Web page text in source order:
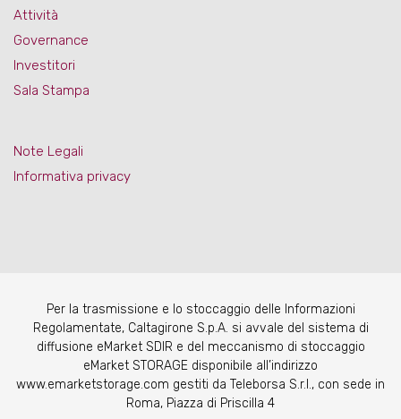
Attività
Governance
Investitori
Sala Stampa
Note Legali
Informativa privacy
Per la trasmissione e lo stoccaggio delle Informazioni
Regolamentate, Caltagirone S.p.A. si avvale del sistema di
diffusione eMarket SDIR e del meccanismo di stoccaggio
eMarket STORAGE disponibile all’indirizzo
www.emarketstorage.com gestiti da Teleborsa S.r.l., con sede in
Roma, Piazza di Priscilla 4